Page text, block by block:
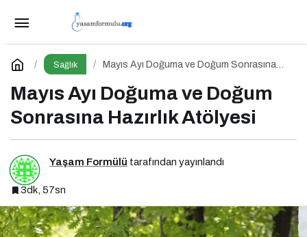
Sağlık
Mayıs Ayı Doğuma ve Doğum Sonrasına
Mayıs Ayı Doğuma ve Doğum
Sonrasına Hazırlık Atölyesi
Yaşam Formülü tarafından yayınlandı
3dk, 57sn
Ultraprocessed Gıdalar: Modern Tabağın Gizli
Psikobiyolojisi
Yorum Yap